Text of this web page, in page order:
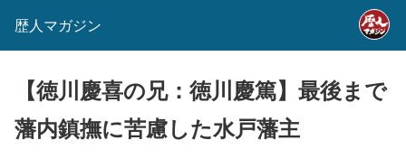
歴人マガジン
【徳川慶喜の兄：徳川慶篤】最後まで
藩内鎮撫に苦慮した水戸藩主